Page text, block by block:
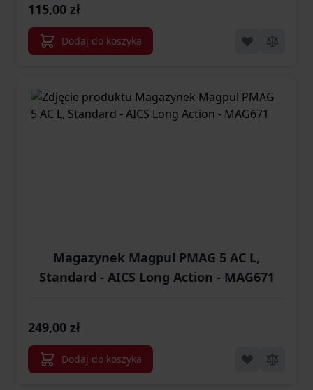
115,00 zł
Dodaj do koszyka
Magazynek Magpul PMAG 5 AC L,
Standard - AICS Long Action - MAG671
249,00 zł
Dodaj do koszyka